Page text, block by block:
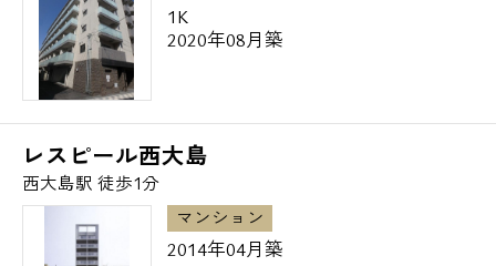
1K
2020年08月築
レスピール西大島
西大島駅 徒歩1分
マンション
2014年04月築